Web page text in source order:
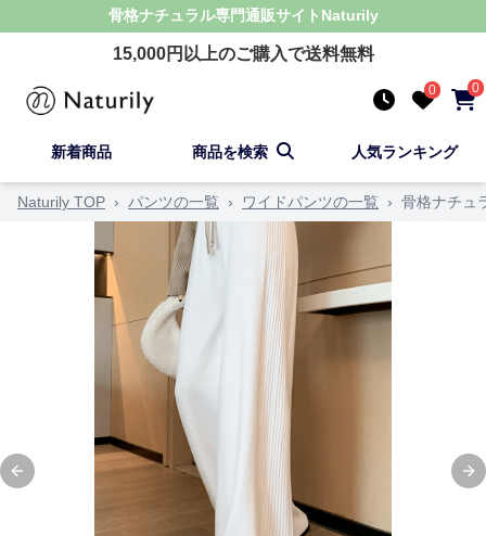
骨格ナチュラル専門通販サイト Naturily
15,000円以上のご購入で送料無料
0 0
新着商品 商品を検索 人気ランキング
Naturily TOP › パンツの一覧 › ワイドパンツの一覧 › 骨格ナチュ
Previous slide